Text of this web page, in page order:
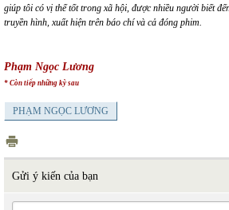
giúp tôi có vị thế tốt trong xã hội, được nhiều người biết
truyền hình, xuất hiện trên báo chí và cả đóng phim.
Phạm Ngọc Lương
* Còn tiếp những kỳ sau
PHẠM NGỌC LƯƠNG
Gửi ý kiến của bạn